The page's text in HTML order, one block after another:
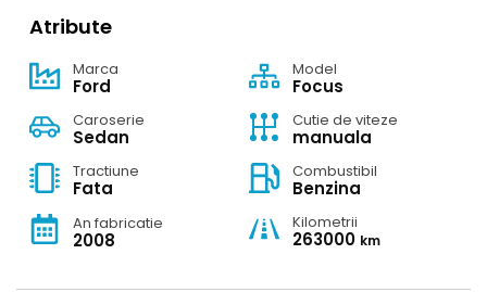
Atribute
Marca
Ford
Model
Focus
Caroserie
Sedan
Cutie de viteze
manuala
Tractiune
Fata
Combustibil
Benzina
An fabricatie
2008
Kilometrii
263000 km